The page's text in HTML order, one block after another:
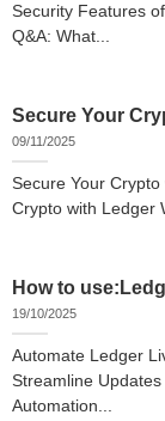
Security Features
Q&A: What...
Secure Your
09/11/2025
Secure Your
Crypto with Ledger
How to
19/10/2025
Automate Ledger
Streamline
Automation...